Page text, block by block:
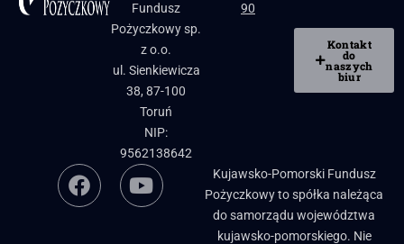
Fundusz
Pożyczkowy sp.
z o.o.
ul. Sienkiewicza
38, 87-100
Toruń
NIP:
9562138642
90
Kontakt
do
naszych
biur
Kujawsko-Pomorski Fundusz
Pożyczkowy to spółka należąca
do samorządu województwa
kujawsko-pomorskiego. Nie